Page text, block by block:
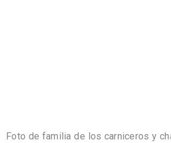
Foto de familia de los carniceros y